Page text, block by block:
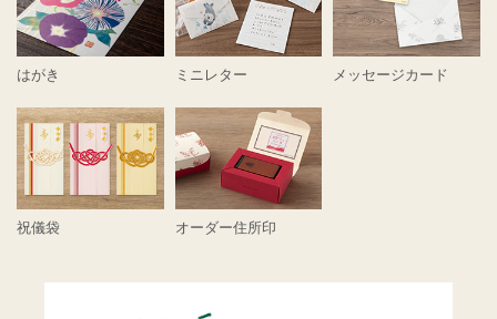
はがき ミニレター メッセージカード
祝儀袋 オーダー住所印